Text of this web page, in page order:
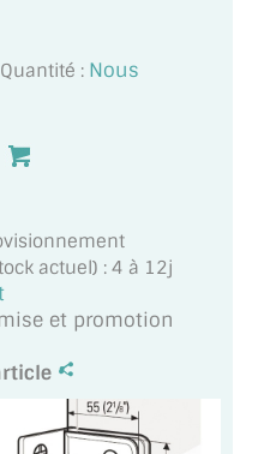
: Nous
actuel) : 4 à 12j
et promotion